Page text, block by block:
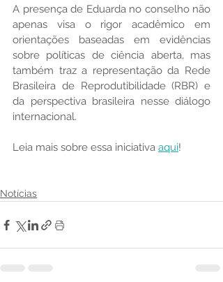
A presença de Eduarda no conselho não
apenas visa o rigor acadêmico em
orientações baseadas em evidências
sobre políticas de ciência aberta, mas
também traz a representação da Rede
Brasileira de Reprodutibilidade (RBR) e
da perspectiva brasileira nesse diálogo
internacional.
Leia mais sobre essa iniciativa aqui!
Notícias